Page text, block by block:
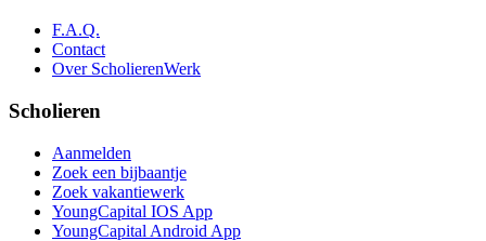
F.A.Q.
Contact
Over ScholierenWerk
Scholieren
Aanmelden
Zoek een bijbaantje
Zoek vakantiewerk
YoungCapital IOS App
YoungCapital Android App